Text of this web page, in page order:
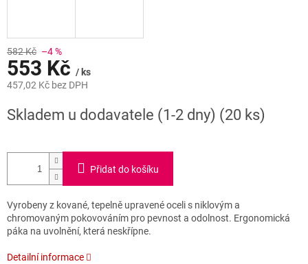
582 Kč –4 %
553 Kč / ks
457,02 Kč bez DPH
cena:
Skladem u dodavatele (1-2 dny) (20 ks)
Přidat do košíku
Vyrobeny z kované, tepelně upravené oceli s niklovým a
chromovaným pokovováním pro pevnost a odolnost. Ergonomická
páka na uvolnění, která neskřípne.
Detailní informace